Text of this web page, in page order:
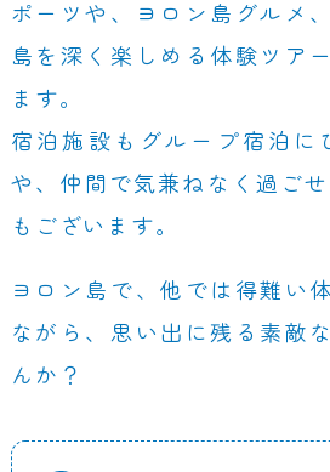
ポーツや、ヨロン島グルメ
島を深く楽しめる体験ツア
ます。
宿泊施設もグループ宿泊に
や、仲間で気兼ねなく過ごせ
もございます。
ヨロン島で、他では得難い
ながら、思い出に残る素敵
んか？